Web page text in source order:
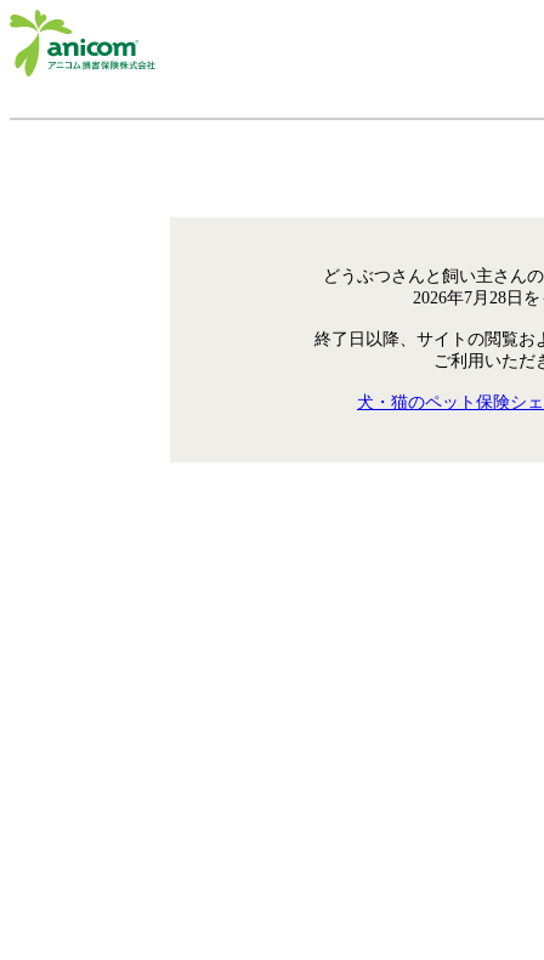
どうぶつさんと飼い主さん
2026年7月28日
終了日以降、サイトの閲覧お
ご利用いただ
犬・猫のペット保険シ